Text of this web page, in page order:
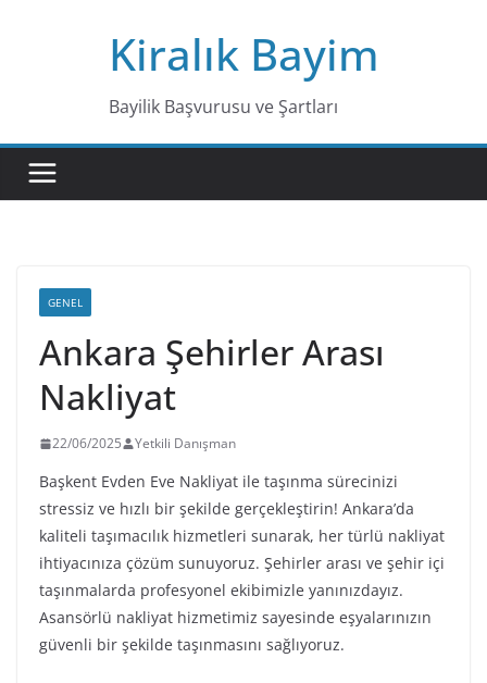
Kiralık Bayim
Bayilik Başvurusu ve Şartları
GENEL
Ankara Şehirler Arası
Nakliyat
22/06/2025 Yetkili Danışman
Başkent Evden Eve Nakliyat ile taşınma sürecinizi
stressiz ve hızlı bir şekilde gerçekleştirin! Ankara’da
kaliteli taşımacılık hizmetleri sunarak, her türlü nakliyat
ihtiyacınıza çözüm sunuyoruz. Şehirler arası ve şehir içi
taşınmalarda profesyonel ekibimizle yanınızdayız.
Asansörlü nakliyat hizmetimiz sayesinde eşyalarınızın
güvenli bir şekilde taşınmasını sağlıyoruz.